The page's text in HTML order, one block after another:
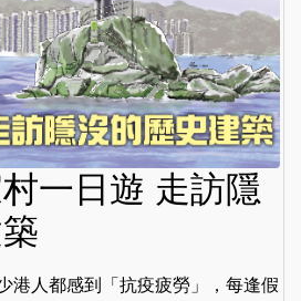
一日遊 走訪隱
港人都感到「抗疫疲勞」，每逢假